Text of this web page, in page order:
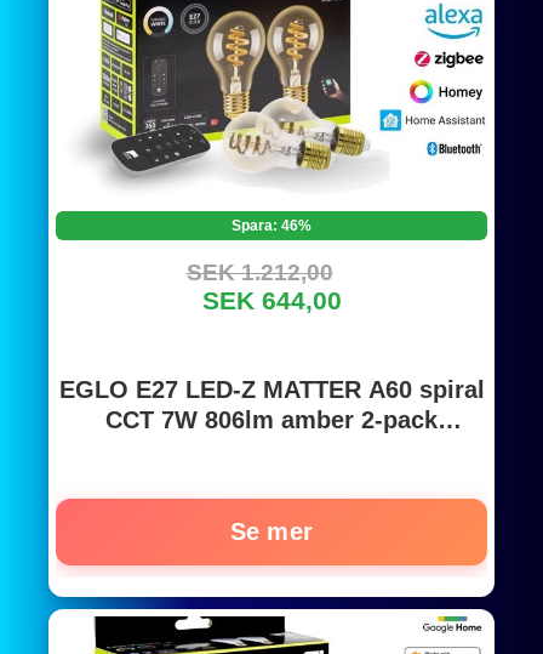
Spara: 46%
SEK 1.212,00
SEK 644,00
EGLO E27 LED-Z MATTER A60 spiral
CCT 7W 806lm amber 2-pack
Se mer